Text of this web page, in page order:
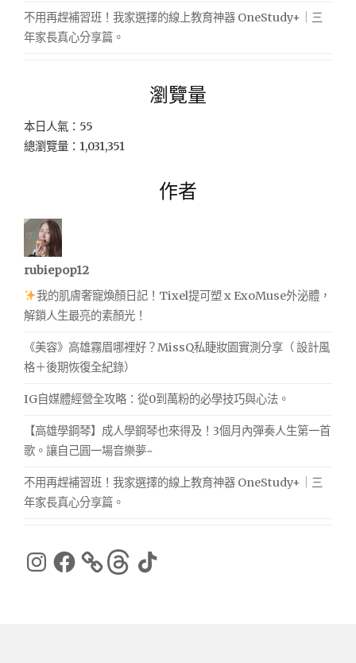
不用再趕補習班！我家選擇的線上教育神器 OneStudy+｜三
年家長真心分享篇。
瀏覽量
本日人氣：55
總瀏覽量：1,031,351
作者
rubiepop12
我的肌膚奢寵煥顏日記！Tixel提可塑 x ExoMuse外泌體，
解鎖人生最亮的素顏光！
《美容》高雄霧眉哪裡好？MissQ私睫妝園實測分享（ 設計風
格＋後期恢復全紀錄）
IG自媒體經營全攻略：從0到萬粉的必學技巧與心法。
【高雄學鋼琴】成人學鋼琴也來得及！3個月內彈奏人生第一首
歌。讓自己圓一場音樂夢~
不用再趕補習班！我家選擇的線上教育神器 OneStudy+｜三
年家長真心分享篇。
Instagram
Facebook ThreadsTikTok